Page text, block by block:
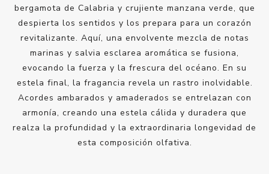
bergamota de Calabria y crujiente manzana verde, que
despierta los sentidos y los prepara para un corazón
revitalizante. Aquí, una envolvente mezcla de notas
marinas y salvia esclarea aromática se fusiona,
evocando la fuerza y la frescura del océano. En su
estela final, la fragancia revela un rastro inolvidable.
Acordes ambarados y amaderados se entrelazan con
armonía, creando una estela cálida y duradera que
realza la profundidad y la extraordinaria longevidad de
esta composición olfativa.